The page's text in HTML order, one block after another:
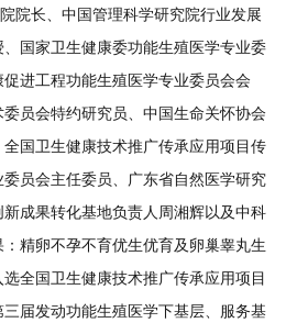
院长、中国管理科学研究院行业发展
国家卫生健康委功能生殖医学专业委
进工程功能生殖医学专业委员会会
员会特约研究员、中国生命关怀协会
国卫生健康技术推广传承应用项目传
员会主任委员、广东省自然医学研究
成果转化基地负责人周湘辉以及中科
精卵不孕不育优生优育及卵巢睾丸生
全国卫生健康技术推广传承应用项目
届发动功能生殖医学下基层、服务基